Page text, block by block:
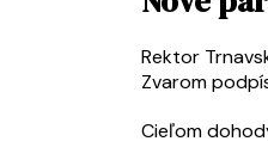
Rektor
Zvarom
Cieľom